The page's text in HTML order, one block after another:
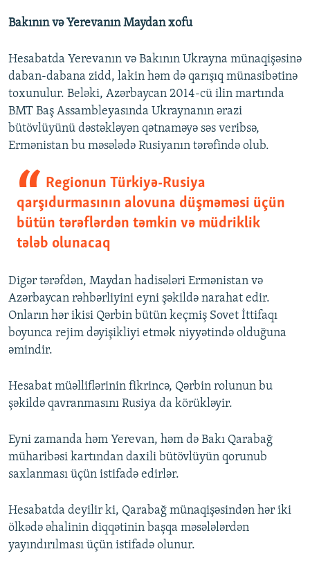
Bakının və Yerevanın Maydan xofu
Hesabatda Yerevanın və Bakının Ukrayna münaqişəsinə
daban-dabana zidd, lakin həm də qarışıq münasibətinə
toxunulur. Beləki, Azərbaycan 2014-cü ilin martında
BMT Baş Assambleyasında Ukraynanın ərazi
bütövlüyünü dəstəkləyən qətnaməyə səs veribsə,
Ermənistan bu məsələdə Rusiyanın tərəfində olub.
Regionun Türkiyə-Rusiya
qarşıdurmasının alovuna düşməməsi üçün
bütün tərəflərdən təmkin və müdriklik
tələb olunacaq
Digər tərəfdən, Maydan hadisələri Ermənistan və
Azərbaycan rəhbərliyini eyni şəkildə narahat edir.
Onların hər ikisi Qərbin bütün keçmiş Sovet İttifaqı
boyunca rejim dəyişikliyi etmək niyyətində olduğuna
əmindir.
Hesabat müəlliflərinin fikrincə, Qərbin rolunun bu
şəkildə qavranmasını Rusiya da körükləyir.
Eyni zamanda həm Yerevan, həm də Bakı Qarabağ
müharibəsi kartından daxili bütövlüyün qorunub
saxlanması üçün istifadə edirlər.
Hesabatda deyilir ki, Qarabağ münaqişəsindən hər iki
ölkədə əhalinin diqqətinin başqa məsələlərdən
yayındırılması üçün istifadə olunur.